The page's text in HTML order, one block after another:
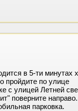
в 5-ти минутах
пройдите по улице
с улицей Летней
поверните
парковка.